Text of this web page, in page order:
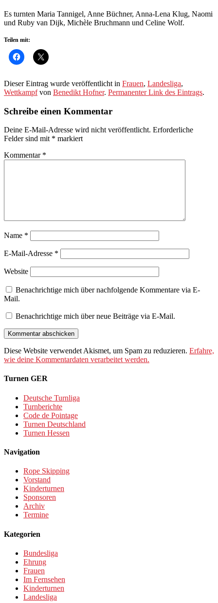
Es turnten Maria Tannigel, Anne Büchner, Anna-Lena Klug, Naomi
und Ruby van Dijk, Michèle Bruchmann und Celine Wolf.
Teilen mit:
Dieser Eintrag wurde veröffentlicht in Frauen, Landesliga,
Wettkampfvon Benedikt Hofner. Permanenter Link des Eintrags.
Schreibe einen Kommentar
Deine E-Mail-Adresse wird nicht veröffentlicht. Erforderliche
Felder sind mit * markiert
Kommentar *
Name *
E-Mail-Adresse *
Website
Benachrichtige mich über nachfolgende Kommentare via E-
Mail.
Benachrichtige mich über neue Beiträge via E-Mail.
Diese Website verwendet Akismet, um Spam zu reduzieren. Erfahre,
wie deine Kommentardaten verarbeitet werden.
Turnen GER
Deutsche Turnliga
Turnberichte
Code de Pointage
Turnen Deutschland
Turnen Hessen
Navigation
Rope Skipping
Vorstand
Kinderturnen
Sponsoren
Archiv
Termine
Kategorien
Bundesliga
Ehrung
Frauen
Im Fernsehen
Kinderturnen
Landesliga